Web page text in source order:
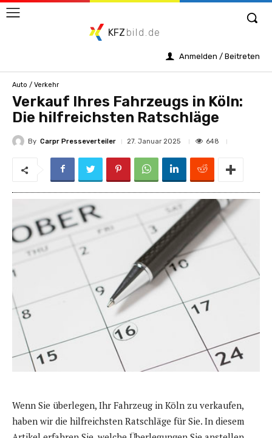
KFZ bild.de
Anmelden / Beitreten
Auto / Verkehr
Verkauf Ihres Fahrzeugs in Köln:
Die hilfreichsten Ratschläge
By Carpr Presseverteiler 27. Januar 2025 648
Wenn Sie überlegen, Ihr Fahrzeug in Köln zu verkaufen,
haben wir die hilfreichsten Ratschläge für Sie. In diesem